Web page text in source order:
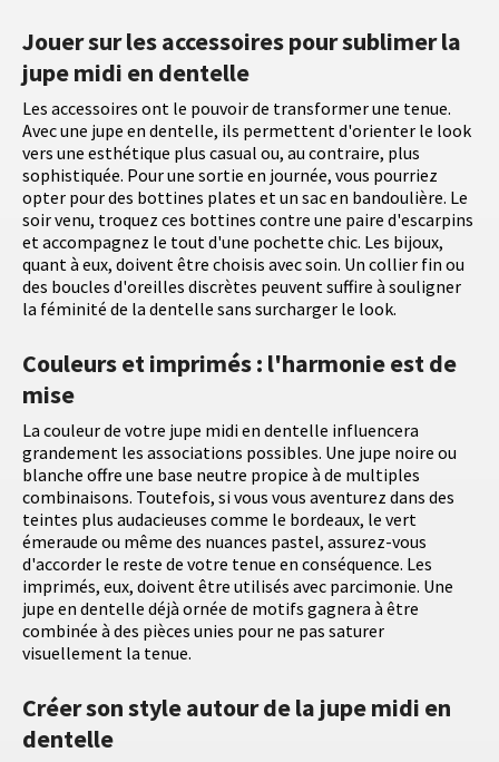
Jouer sur les accessoires pour sublimer la
jupe midi en dentelle
Les accessoires ont le pouvoir de transformer une tenue.
Avec une jupe en dentelle, ils permettent d'orienter le look
vers une esthétique plus casual ou, au contraire, plus
sophistiquée. Pour une sortie en journée, vous pourriez
opter pour des bottines plates et un sac en bandoulière. Le
soir venu, troquez ces bottines contre une paire d'escarpins
et accompagnez le tout d'une pochette chic. Les bijoux,
quant à eux, doivent être choisis avec soin. Un collier fin ou
des boucles d'oreilles discrètes peuvent suffire à souligner
la féminité de la dentelle sans surcharger le look.
Couleurs et imprimés : l'harmonie est de
mise
La couleur de votre jupe midi en dentelle influencera
grandement les associations possibles. Une jupe noire ou
blanche offre une base neutre propice à de multiples
combinaisons. Toutefois, si vous vous aventurez dans des
teintes plus audacieuses comme le bordeaux, le vert
émeraude ou même des nuances pastel, assurez-vous
d'accorder le reste de votre tenue en conséquence. Les
imprimés, eux, doivent être utilisés avec parcimonie. Une
jupe en dentelle déjà ornée de motifs gagnera à être
combinée à des pièces unies pour ne pas saturer
visuellement la tenue.
Créer son style autour de la jupe midi en
dentelle